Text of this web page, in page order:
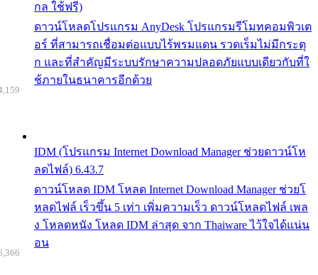
กล ใช้ฟรี)
ดาวน์โหลดโปรแกรม AnyDesk โปรแกรมรีโมทคอมพิวเต
อร์ ที่สามารถเชื่อมต่อแบบไร้พรมแดน รวดเร็มไม่มีกระตุ
ก และที่สำคัญมีระบบรักษาความปลอดภัยแบบเดียวกับที่ใ
ช้ภายในธนาคารอีกด้วย
IDM (โปรแกรม Internet Download Manager ช่วยดาวน์โห
ลดไฟล์) 6.43.7
ดาวน์โหลด IDM โหลด Internet Download Manager ช่วยโ
หลดไฟล์ เร็วขึ้น 5 เท่า เพิ่มความเร็ว ดาวน์โหลดไฟล์ เพล
ง โหลดหนัง โหลด IDM ล่าสุด จาก Thaiware ไว้ใจได้แน่น
อน